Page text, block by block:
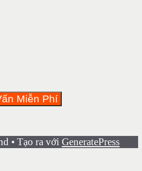
• Tạo ra với GeneratePress